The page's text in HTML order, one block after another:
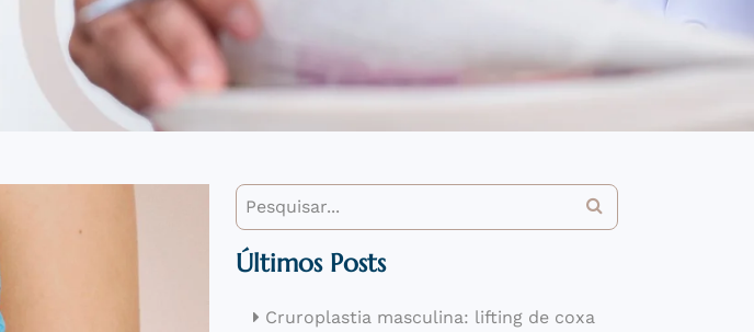
Últimos Posts
Cruroplastia masculina: lifting de coxa